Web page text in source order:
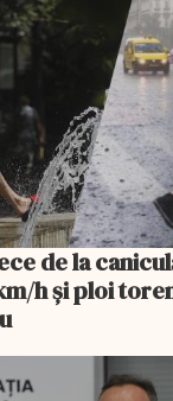
de la
h și ploi